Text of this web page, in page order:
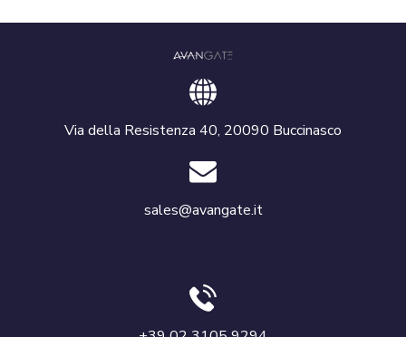
Via della Resistenza 40, 20090 Buccinasco
sales@avangate.it